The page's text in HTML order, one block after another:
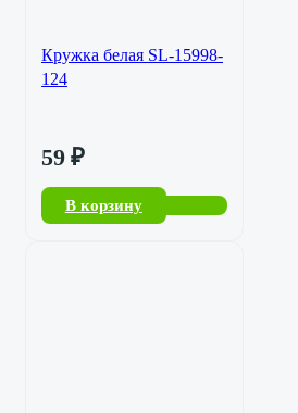
Кружка белая SL-15998-
124
59 ₽
В корзину